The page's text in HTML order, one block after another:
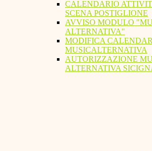
CALENDARIO
SCENA POSTIGLIONE
AVVISO MODULO
ALTERNATIVA"
MODIFICA
MUSICALTERNATIVA
AUTORIZZAZIONE
ALTERNATIVA